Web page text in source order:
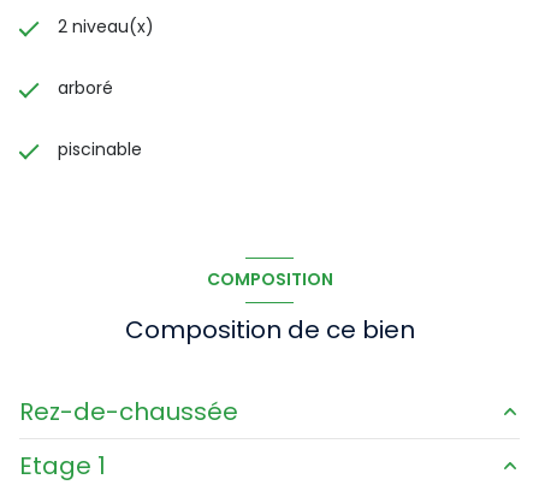
2 niveau(x)
arboré
piscinable
COMPOSITION
Composition de ce bien
Rez-de-chaussée
entree
Etage 1